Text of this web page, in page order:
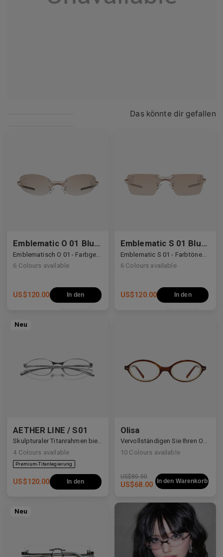
Das könnte dir gefallen
Emblematic O 01 Blue Light Filter
6 Colours available
US$120.00 In den
Emblematic S 01 Blue Light Filter
Emblematic S 01 - Farbtönende Gläser mit Blaulichtfilter
6 Colours available
US$120.00 In den
Neu
AETHER LINE / S01
Skulpturaler Titanrahmen bietet ultraleichte Präzision.
4 Colours available
US$120.00 In den
Olisa
Vervollständigen Sie Ihren Office-Siren-Look mit Olisa.
10 Colours available
US$80.00
US$68.00 In den Warenkorb
Neu